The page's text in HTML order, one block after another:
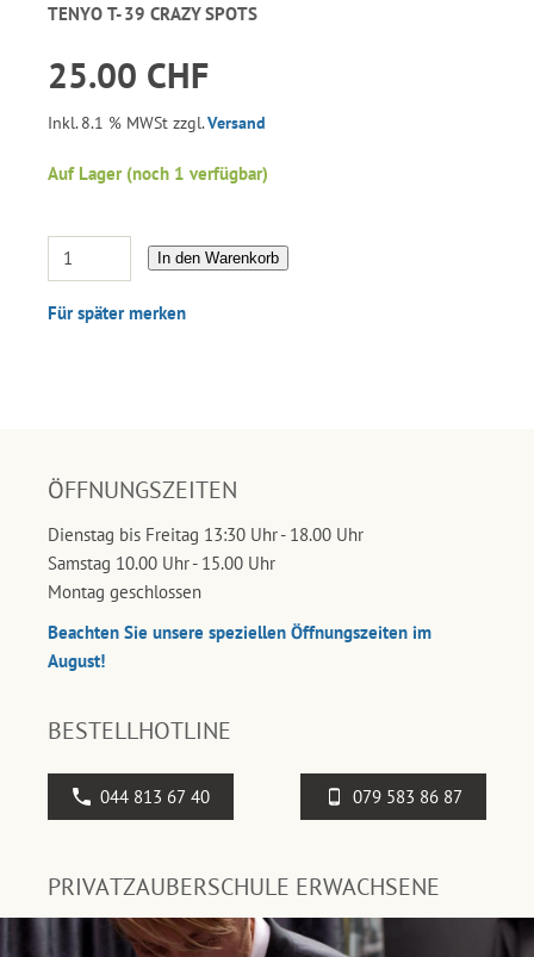
TENYO T- 39 CRAZY SPOTS
25.00 CHF
Inkl. 8.1 % MWSt zzgl.Versand
Auf Lager (noch 1 verfügbar)
In den Warenkorb
Für später merken
ÖFFNUNGSZEITEN
Dienstag bis Freitag 13:30 Uhr - 18.00 Uhr
Samstag 10.00 Uhr - 15.00 Uhr
Montag geschlossen
Beachten Sie unsere speziellen Öffnungszeiten im
August!
BESTELLHOTLINE
044 813 67 40 079 583 86 87
PRIVATZAUBERSCHULE ERWACHSENE